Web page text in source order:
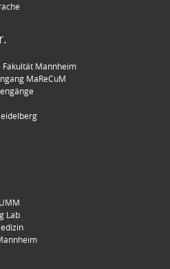
Fakultät Mannheim
MaReCuM
Lab